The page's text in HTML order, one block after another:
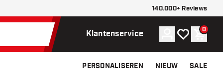
140.000+ Reviews
Klantenservice Account
Mijn 0
PERSONALISEREN NIEUW SALE